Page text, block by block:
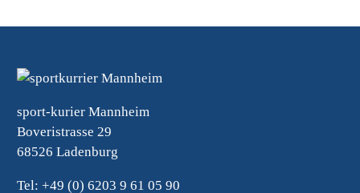
sport-kurier Mannheim
Boveristrasse 29
68526 Ladenburg
Tel: +49 (0) 6203 9 61 05 90